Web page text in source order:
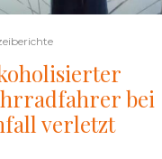
bei
verletzt